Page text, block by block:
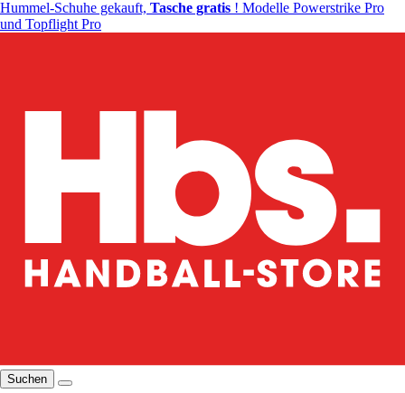
Hummel-Schuhe gekauft, Tasche gratis ! Modelle Powerstrike Pro
und Topflight Pro
Suchen